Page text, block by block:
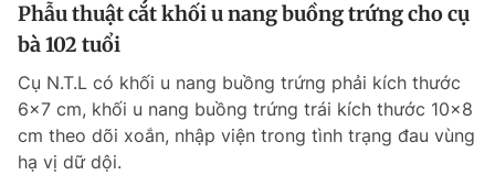
Phẫu thuật cắt khối u nang buồng trứng cho cụ
bà 102 tuổi
Cụ N.T.L có khối u nang buồng trứng phải kích thước
6x7 cm, khối u nang buồng trứng trái kích thước 10x8
cm theo dõi xoắn, nhập viện trong tình trạng đau vùng
hạ vị dữ dội.